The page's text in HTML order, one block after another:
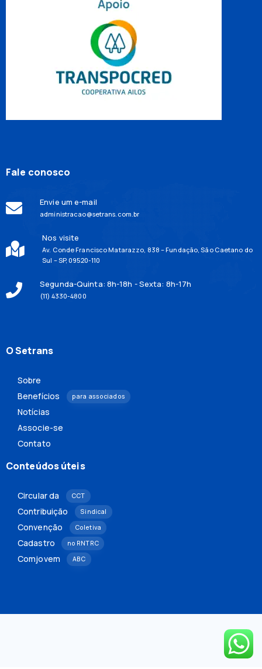
Fale conosco
Envie um e-mail
administracao@setrans.com.br
Nos visite
Av. Conde Francisco Matarazzo, 838 – Fundação, São Caetano do
Sul – SP, 09520-110
Segunda-Quinta: 8h-18h - Sexta: 8h-17h
(11) 4330-4800
O Setrans
Sobre
Benefícios
para associados
Notícias
Associe-se
Contato
Conteúdos úteis
Circular da CCT
Contribuição Sindical
Convenção Coletiva
Cadastro no RNTRC
Comjovem ABC